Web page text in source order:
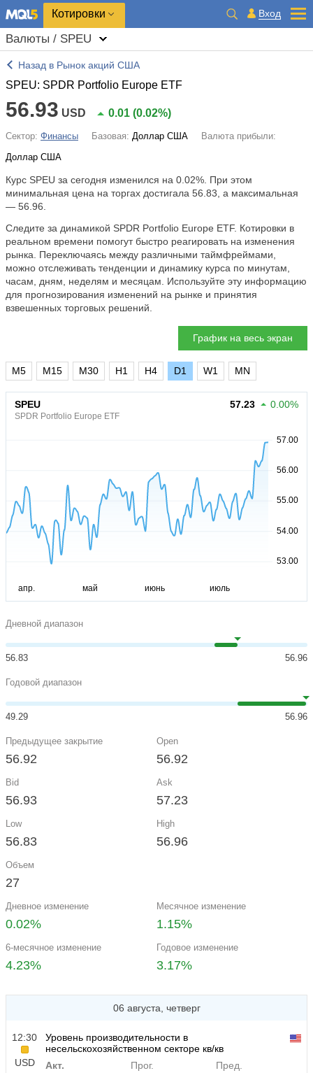
Котировки Вход
Валюты / SPEU
Назад в Рынок акций США
SPEU: SPDR Portfolio Europe ETF
56.93 USD 0.01 (0.02%)
Сектор: Финансы Базовая: Доллар США
Валюта прибыли:
Доллар США
Курс SPEU за сегодня изменился на 0.02% . При этом
минимальная цена на торгах достигала 56.83, а максимальная
— 56.96.
Следите за динамикой SPDR Portfolio Europe ETF. Котировки в
реальном времени помогут быстро реагировать на изменения
рынка. Переключаясь между различными таймфреймами,
можно отслеживать тенденции и динамику курса по минутам,
часам, дням, неделям и месяцам. Используйте эту информацию
для прогнозирования изменений на рынке и принятия
взвешенных торговых решений.
График на весь экран
M5 M15 M30 H1 H4 D1 W1 MN
SPEU
SPDR Portfolio Europe ETF
57.23 0.00%
Дневной диапазон
56.83 56.96
Годовой диапазон
49.29 56.96
Предыдущее закрытие
56.92
Open
56.92
Bid
56.93
Ask
57.23
Low
56.83
High
56.96
Объем
27
Дневное изменение
0.02%
Месячное изменение
1.15%
6-месячное изменение
4.23%
Годовое изменение
3.17%
06 августа, четверг
12:30
USD
Уровень производительности в
несельскохозяйственном секторе кв/кв
Акт.
Прог.
Пред.